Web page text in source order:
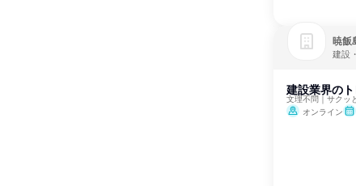
暁飯
建設
建設業界の
文理不問｜サクッ
オンライン